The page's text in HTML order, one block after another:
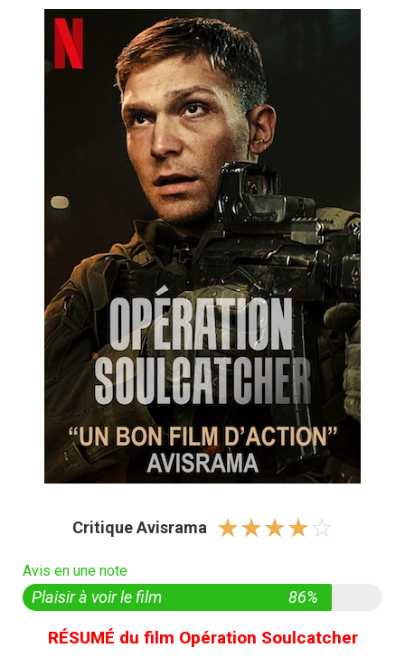
Critique Avisrama ☆☆☆☆☆
Avis en une note
Plaisir à voir le film 86%
RÉSUMÉ du film Opération Soulcatcher